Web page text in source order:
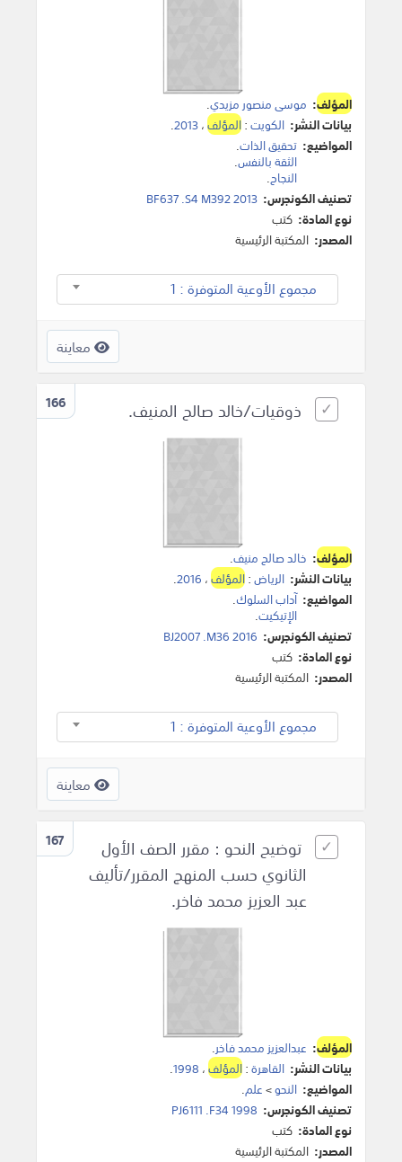
المؤلف: موسى منصور مزيدي.
بيانات النشر: الكويت:المؤلف،2013
.
المواضيع: تحقيق الذات.
الثقة بالنفس.
النجاح.
تصنيف الكونجرس: BF637 .S4 M392 2013
نوع المادة: كتب
المصدر: المكتبة الرئيسية
مجموع الأوعية المتوفرة : 1
معاينة
166 ذوقيات/خالد صالح المنيف.
المؤلف: خالد صالح منيف.
بيانات النشر: الرياض:المؤلف، 2016
.
المواضيع: آداب السلوك.
الإتيكيت.
تصنيف الكونجرس: BJ2007 .M36 2016
نوع المادة: كتب
المصدر: المكتبة الرئيسية
مجموع الأوعية المتوفرة : 1
معاينة
167
توضيح النحو : مقرر الصف الأول
الثانوي حسب المنهج المقرر/تأليف
عبد العزيز محمد فاخر.
المؤلف: عبدالعزيز محمد فاخر.
بيانات النشر: القاهرة:المؤلف، 1998
.
المواضيع: النحو>علم.
تصنيف الكونجرس: PJ6111 .F34 1998
نوع المادة: كتب
المصدر: المكتبة الرئيسية